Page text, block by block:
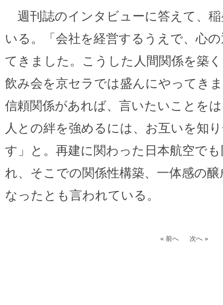
週刊誌のインタビューに答えて、
いる。「会社を経営するうえで、心
てきました。こうした人間関係を築
飲み会を京セラでは盛んにやってき
信頼関係があれば、言いたいことを
人との絆を強めるには、お互いを知
す」と。再建に関わった日本航空で
れ、そこでの関係性構築、一体感の
なったとも言われている。
« 前へ 次へ »